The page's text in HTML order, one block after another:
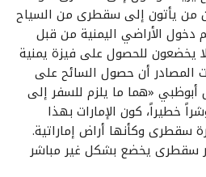
من يأتون إلى سقطرى من السياح
دخول الأراضي اليمنية من قبل
يخضعون للحصول على فيزة يمنية
المصادر أن حصول السائح على
أبوظبي «هما ما يلزم للسفر إلى
خطيراً، كون الإمارات بهذا
سقطرى وكأنها أراض إماراتية.
سقطرى يخضع بشكل غير مباشر